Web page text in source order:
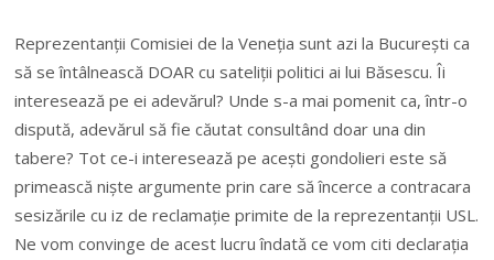
Reprezentanții Comisiei de la Veneția sunt azi la București ca
să se întâlnească DOAR cu sateliții politici ai lui Băsescu. Îi
interesează pe ei adevărul? Unde s-a mai pomenit ca, într-o
dispută, adevărul să fie căutat consultând doar una din
tabere? Tot ce-i interesează pe acești gondolieri este să
primească niște argumente prin care să încerce a contracara
sesizările cu iz de reclamație primite de la reprezentanții USL.
Ne vom convinge de acest lucru îndată ce vom citi declarația